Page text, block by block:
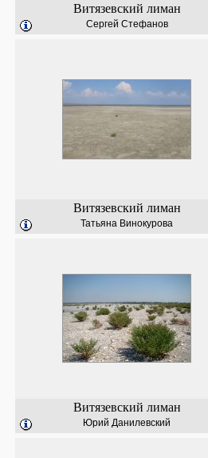
Витязевский лиман
Сергей Стефанов
Витязевский лиман
Татьяна Винокурова
Витязевский лиман
Юрий Данилевский